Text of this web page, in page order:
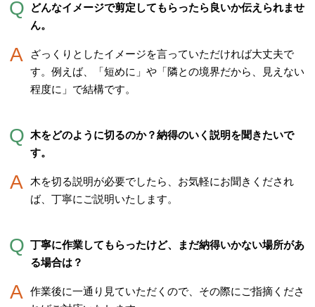
どんなイメージで剪定してもらったら良いか伝えられませ
ん。
ざっくりとしたイメージを言っていただければ大丈夫で
す。例えば、「短めに」や「隣との境界だから、見えない
程度に」で結構です。
木をどのように切るのか？納得のいく説明を聞きたいで
す。
木を切る説明が必要でしたら、お気軽にお聞きくだされ
ば、丁寧にご説明いたします。
丁寧に作業してもらったけど、まだ納得いかない場所があ
る場合は？
作業後に一通り見ていただくので、その際にご指摘くださ